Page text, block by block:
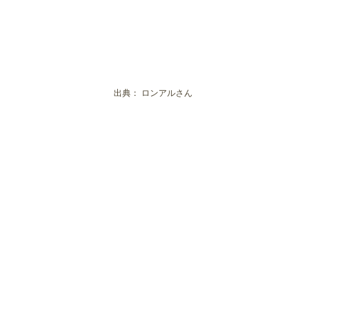
出典： ロンアルさん